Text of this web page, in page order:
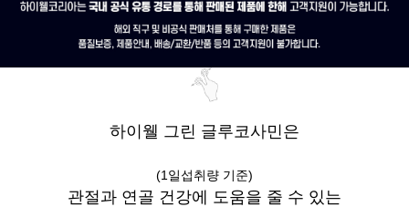
하이웰 그린 글루코사민은
(1일섭취량 기준)
관절과 연골 건강에 도움을 줄 수 있는